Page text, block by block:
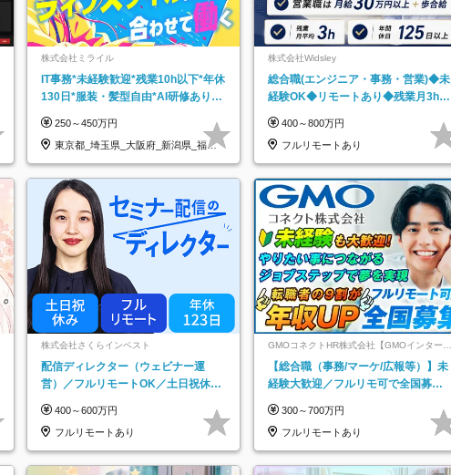
株式会社ミライル
IT事務*未経験歓迎*残業10h以下*年休
130日*服装・髪型自由*AI研修あり*
250～450万円
東京都_埼玉県_大阪府_新潟県_福岡
県
株式会社Widsley
総合職(エンジニア・事務・営業)◆未
経験OK◆リモートあり◆残業月3h◆
400～800万円
フルリモートあり
株式会社さくらインベスト
配信ディレクター（ウェビナー運
営）／フルリモートOK／土日祝休み
400～600万円
フルリモートあり
GMOコネクトHR株式会社【GMOインターネ
ットグループ】
【総合職（事務/マーケ/広報等）】未
経験大歓迎／フルリモ可で全国募
★
300～700万円
フルリモートあり